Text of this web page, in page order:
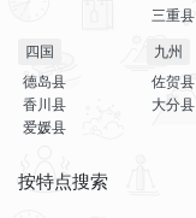
三重县
四国
德岛县
香川县
爱媛县
九州
佐贺县
大分县
按特点搜索